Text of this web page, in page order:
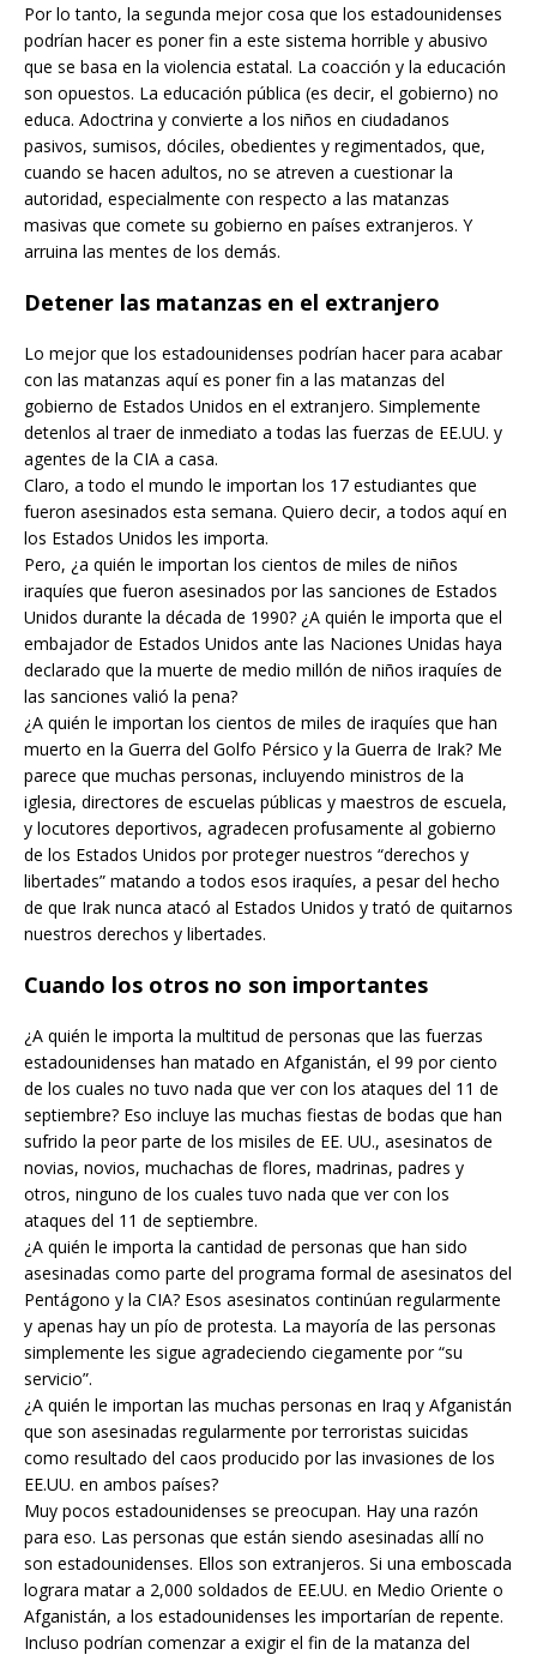
Por lo tanto, la segunda mejor cosa que los estadounidenses
podrían hacer es poner fin a este sistema horrible y abusivo
que se basa en la violencia estatal. La coacción y la educación
son opuestos. La educación pública (es decir, el gobierno) no
educa. Adoctrina y convierte a los niños en ciudadanos
pasivos, sumisos, dóciles, obedientes y regimentados, que,
cuando se hacen adultos, no se atreven a cuestionar la
autoridad, especialmente con respecto a las matanzas
masivas que comete su gobierno en países extranjeros. Y
arruina las mentes de los demás.
Detener las matanzas en el extranjero
Lo mejor que los estadounidenses podrían hacer para acabar
con las matanzas aquí es poner fin a las matanzas del
gobierno de Estados Unidos en el extranjero. Simplemente
detenlos al traer de inmediato a todas las fuerzas de EE.UU. y
agentes de la CIA a casa.
Claro, a todo el mundo le importan los 17 estudiantes que
fueron asesinados esta semana. Quiero decir, a todos aquí en
los Estados Unidos les importa.
Pero, ¿a quién le importan los cientos de miles de niños
iraquíes que fueron asesinados por las sanciones de Estados
Unidos durante la década de 1990? ¿A quién le importa que el
embajador de Estados Unidos ante las Naciones Unidas haya
declarado que la muerte de medio millón de niños iraquíes de
las sanciones valió la pena?
¿A quién le importan los cientos de miles de iraquíes que han
muerto en la Guerra del Golfo Pérsico y la Guerra de Irak? Me
parece que muchas personas, incluyendo ministros de la
iglesia, directores de escuelas públicas y maestros de escuela,
y locutores deportivos, agradecen profusamente al gobierno
de los Estados Unidos por proteger nuestros “derechos y
libertades” matando a todos esos iraquíes, a pesar del hecho
de que Irak nunca atacó al Estados Unidos y trató de quitarnos
nuestros derechos y libertades.
Cuando los otros no son importantes
¿A quién le importa la multitud de personas que las fuerzas
estadounidenses han matado en Afganistán, el 99 por ciento
de los cuales no tuvo nada que ver con los ataques del 11 de
septiembre? Eso incluye las muchas fiestas de bodas que han
sufrido la peor parte de los misiles de EE. UU., asesinatos de
novias, novios, muchachas de flores, madrinas, padres y
otros, ninguno de los cuales tuvo nada que ver con los
ataques del 11 de septiembre.
¿A quién le importa la cantidad de personas que han sido
asesinadas como parte del programa formal de asesinatos del
Pentágono y la CIA? Esos asesinatos continúan regularmente
y apenas hay un pío de protesta. La mayoría de las personas
simplemente les sigue agradeciendo ciegamente por “su
servicio”.
¿A quién le importan las muchas personas en Iraq y Afganistán
que son asesinadas regularmente por terroristas suicidas
como resultado del caos producido por las invasiones de los
EE.UU. en ambos países?
Muy pocos estadounidenses se preocupan. Hay una razón
para eso. Las personas que están siendo asesinadas allí no
son estadounidenses. Ellos son extranjeros. Si una emboscada
lograra matar a 2,000 soldados de EE.UU. en Medio Oriente o
Afganistán, a los estadounidenses les importarían de repente.
Incluso podrían comenzar a exigir el fin de la matanza del